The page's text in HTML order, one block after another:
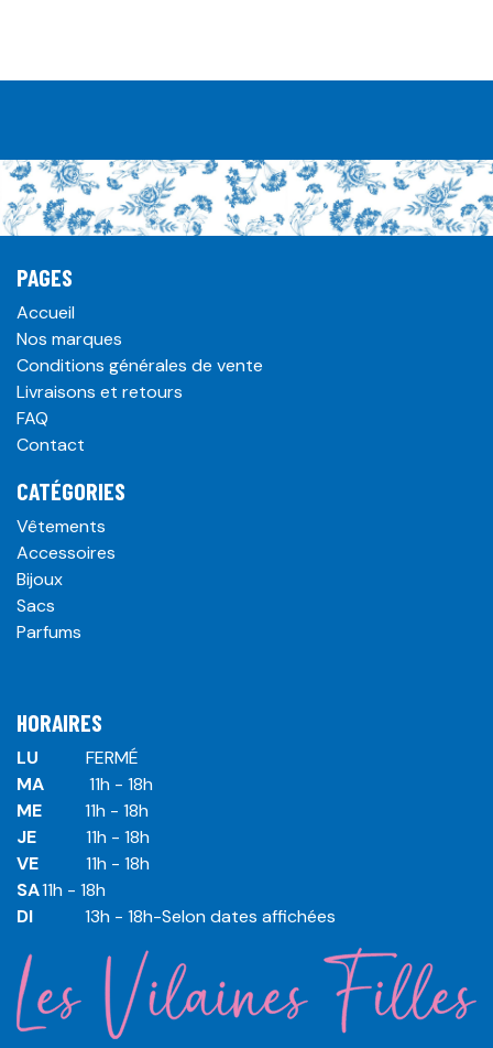
PAGES
Accueil
Nos marques
Conditions générales de vente
Livraisons et retours
FAQ
Contact
CATÉGORIES
Vêtements
Accessoires
Bijoux
Sacs
Parfums
HORAIRES
LU
​ ​FERMÉ
MA
​11h - 18h
ME
​11h - 18h
JE
​​11h - 18h
VE
​​​11h - 18h
SA​​​11h - 18h
DI
​​​ 13h - 18h-Selon dates affichées